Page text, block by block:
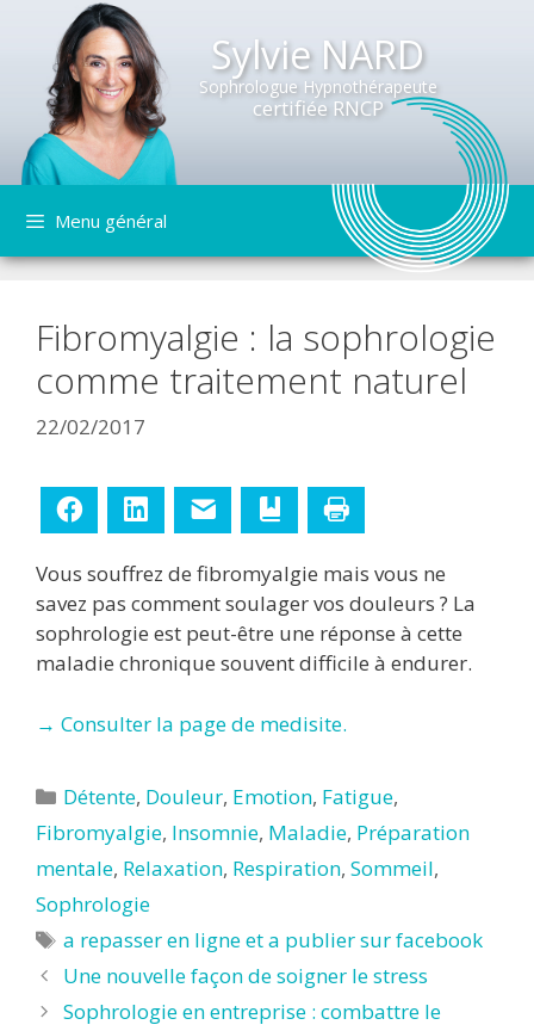
Sylvie NARD
Sophrologue Hypnothérapeute
certifiée RNCP
contenu
Menu général
Fibromyalgie : la sophrologie
comme traitement naturel
22/02/2017
Facebook LinkedIn Ajouter aux favoris
Vous souffrez de fibromyalgie mais vous ne
savez pas comment soulager vos douleurs ? La
sophrologie est peut-être une réponse à cette
maladie chronique souvent difficile à endurer.
→ Consulter la page de medisite.
Catégories
Détente, Douleur, Emotion, Fatigue,
Fibromyalgie, Insomnie, Maladie, Préparation
mentale, Relaxation, Respiration, Sommeil,
Sophrologie
Étiquettes
a repasser en ligne et a publier sur facebook
Une nouvelle façon de soigner le stress
Sophrologie en entreprise : combattre le